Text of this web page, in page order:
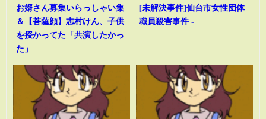
お婿さん募集いらっしゃい集
＆【菩薩顔】志村けん、子供
を授かってた「共演したかっ
た」
[未解決事件]仙台市女性団体
職員殺害事件 -